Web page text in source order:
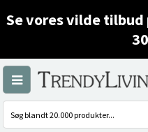
Se vores vilde tilbud